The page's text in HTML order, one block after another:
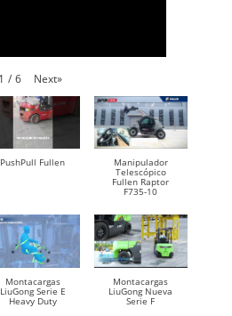
1 / 6 Next»
PushPull Fullen
Manipulador
Telescópico
Fullen Raptor
F735-10
Montacargas
LiuGong Serie E
Heavy Duty
Montacargas
LiuGong Nueva
Serie F